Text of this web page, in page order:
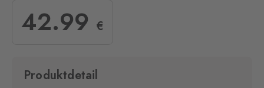
42.99 €
Produktdetail